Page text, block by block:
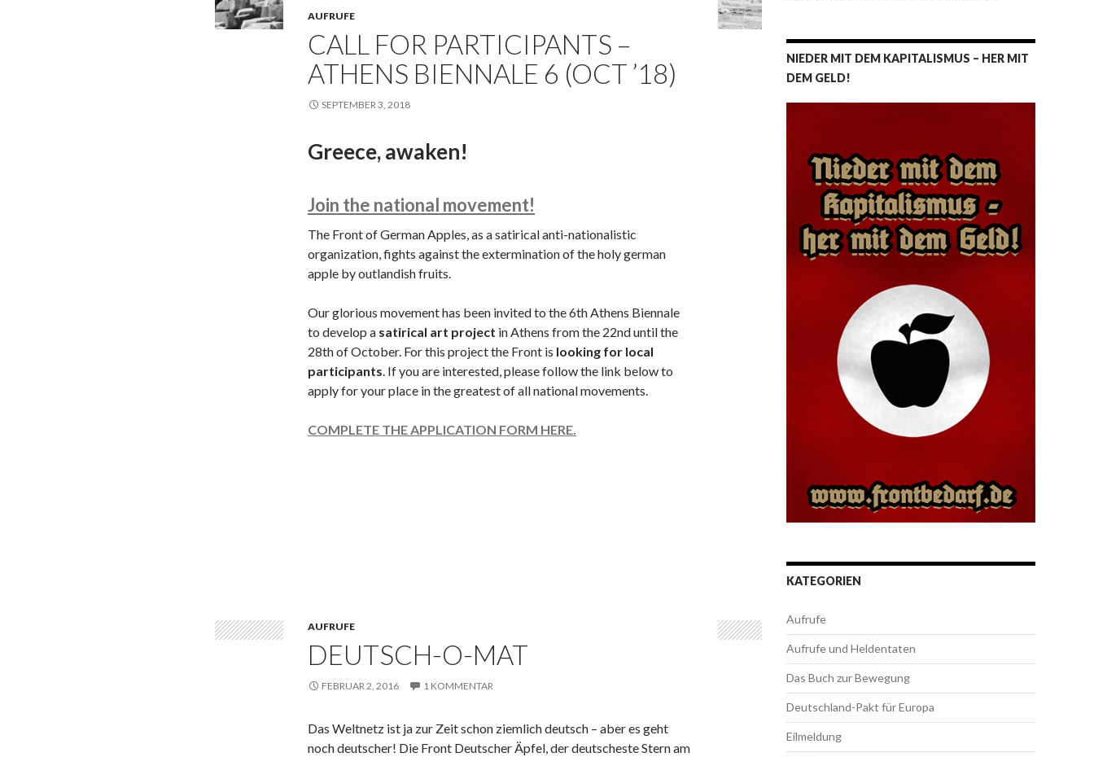
AUFRUFE
CALL FOR PARTICIPANTS –
ATHENS BIENNALE 6 (OCT ’18)
SEPTEMBER 3, 2018
Greece, awaken!
Join the national movement!
The Front of German Apples, as a satirical anti-nationalistic
organization, fights against the extermination of the holy german
apple by outlandish fruits.
Our glorious movement has been invited to the 6th Athens Biennale
to develop a satirical art project in Athens from the 22nd until the
28th of October. For this project the Front is looking for local
participants. If you are interested, please follow the link below to
apply for your place in the greatest of all national movements.
COMPLETE THE APPLICATION FORM HERE.
AUFRUFE
DEUTSCH-O-MAT
FEBRUAR 2, 2016 1 KOMMENTAR
Das Weltnetz ist ja zur Zeit schon ziemlich deutsch – aber es geht
noch deutscher! Die Front Deutscher Äpfel, der deutscheste Stern am
NIEDER MIT DEM KAPITALISMUS – HER MIT
DEM GELD!
KATEGORIEN
Aufrufe
Aufrufe und Heldentaten
Das Buch zur Bewegung
Deutschland-Pakt für Europa
Eilmeldung